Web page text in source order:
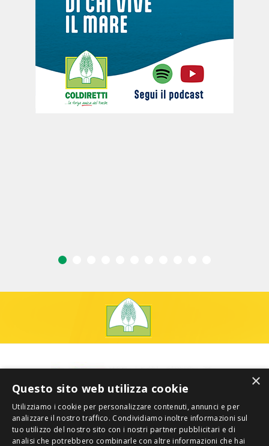
×
Questo sito web utilizza cookie
Utilizziamo i cookie per personalizzare contenuti, annunci e per
analizzare il nostro traffico. Condividiamo inoltre informazioni sul
tuo utilizzo del nostro sito con i nostri partner pubblicitari e di
analisi che potrebbero combinarle con altre informazioni che hai